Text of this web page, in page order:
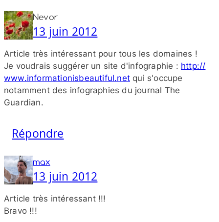
Nevor
13 juin 2012
Article très intéressant pour tous les domaines !
Je voudrais suggérer un site d'infographie : http://​
www​.informationisbeautiful​.net qui s'occupe
notamment des infographies du journal The
Guardian.
Répondre
max
13 juin 2012
Article très intéressant !!!
Bravo !!!